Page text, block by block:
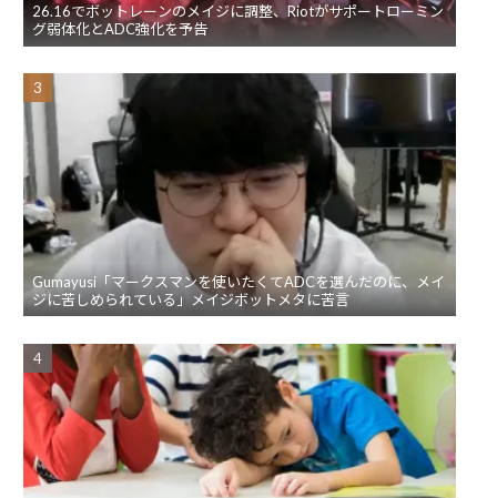
26.16でボットレーンのメイジに調整、Riotがサポートローミン
グ弱体化とADC強化を予告
Gumayusi「マークスマンを使いたくてADCを選んだのに、メイ
ジに苦しめられている」メイジボットメタに苦言